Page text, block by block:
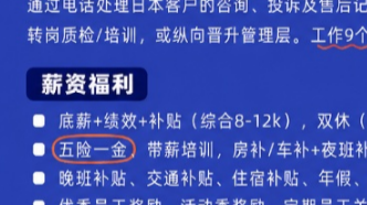
自今年1月22日起，留学生终于可以
证申请时，仅需上传认证申请所需材料的
了！查看详情戳：网上办理
在线申请地址